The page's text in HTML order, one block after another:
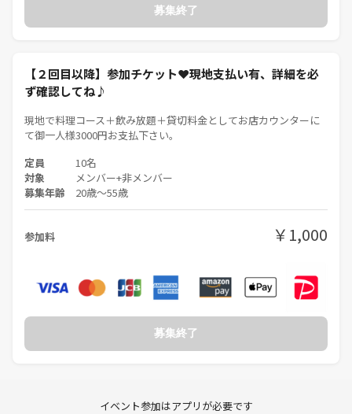
募集終了
【２回目以降】参加チケット❤現地支払い有、詳細を必
ず確認してね♪
現地で料理コース＋飲み放題＋貸切料金としてお店カウンターに
て御一人様3000円お支払下さい。
定員 10名
対象 メンバー+非メンバー
募集年齢 20歳〜55歳
参加料 ￥1,000
募集終了
イベント参加はアプリが必要です